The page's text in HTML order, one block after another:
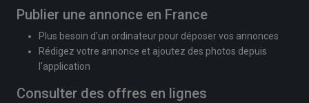
Publier une annonce en France
Plus besoin d'un ordinateur pour déposer vos annonces
Rédigez votre annonce et ajoutez des photos depuis
l'application
Consulter des offres en lignes